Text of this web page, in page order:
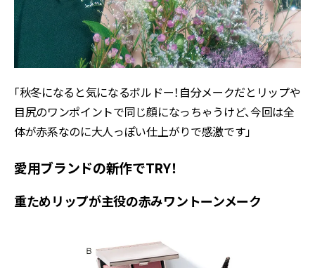
「秋冬になると気になるボルドー！自分メークだとリップや
目尻のワンポイントで同じ顔になっちゃうけど、今回は全
体が赤系なのに大人っぽい仕上がりで感激です」
愛用ブランドの新作でTRY！
重ためリップが主役の赤みワントーンメーク